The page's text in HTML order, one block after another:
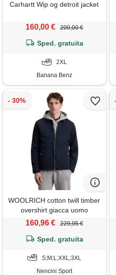
Carhartt Wip og detroit jacket
160,00 € 200,00 €
Sped. gratuita
2XL
Banana Benz
WOOLRICH cotton twill timber
overshirt giacca uomo
160,96 € 229,95 €
Sped. gratuita
S;M;L;XXL;3XL
Nencini Sport